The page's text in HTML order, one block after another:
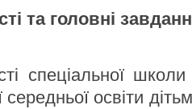
та головні
спеціальної
середньої освіти